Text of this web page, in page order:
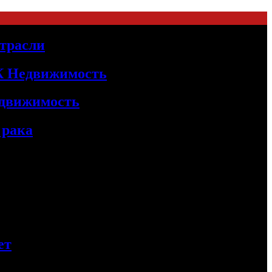
Недвижимость